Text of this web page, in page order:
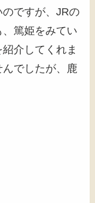
ですが、JRの
篤姫をみてい
介してくれま
んでしたが、鹿